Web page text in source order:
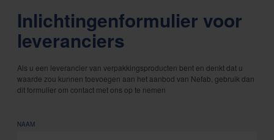
Inlichtingenformulier voor
leveranciers
Als u een leverancier van verpakkingsproducten bent en denkt dat u
waarde zou kunnen toevoegen aan het aanbod van Nefab, gebruik dan
dit formulier om contact met ons op te nemen
NAAM